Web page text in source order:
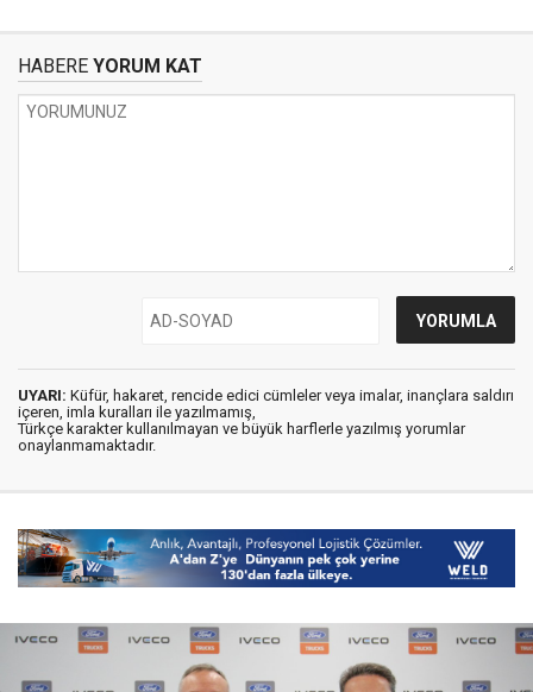
HABERE YORUM KAT
UYARI: Küfür, hakaret, rencide edici cümleler veya imalar, inançlara saldırı
içeren, imla kuralları ile yazılmamış,
Türkçe karakter kullanılmayan ve büyük harflerle yazılmış yorumlar
onaylanmamaktadır.